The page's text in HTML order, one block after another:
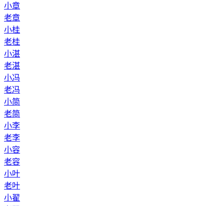
小章
老章
小桂
老桂
小湛
老湛
小冯
老冯
小简
老简
小李
老李
小容
老容
小叶
老叶
小翟